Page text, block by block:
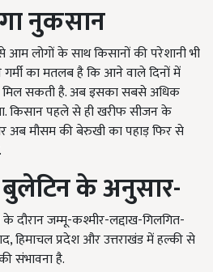
नुकसान
आम लोगों के साथ किसानों की परेशानी भी
का मतलब है कि आने वाले दिनों में
मिल सकती है. अब इसका सबसे अधिक
किसान पहले से ही खरीफ सीजन के
अब मौसम की बेरुखी का पहाड़ फिर से
के अनुसार-
दौरान जम्मू-कश्मीर-लद्दाख-गिलगित-
हिमाचल प्रदेश और उत्तराखंड में हल्की से
संभावना है.